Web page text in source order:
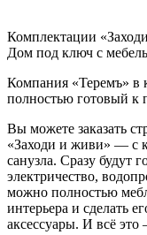
Комплектации
Дом под ключ с
Компания «Теремъ» в
полностью готовый к
Вы можете заказать
«Заходи и живи» — с
санузла. Сразу будут
электричество,
можно полностью
интерьера и сделать
аксессуары. И всё